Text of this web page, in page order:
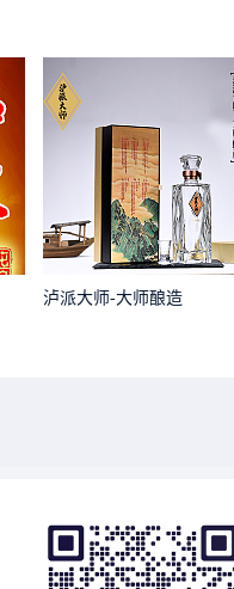
泸派大师-大师酿造